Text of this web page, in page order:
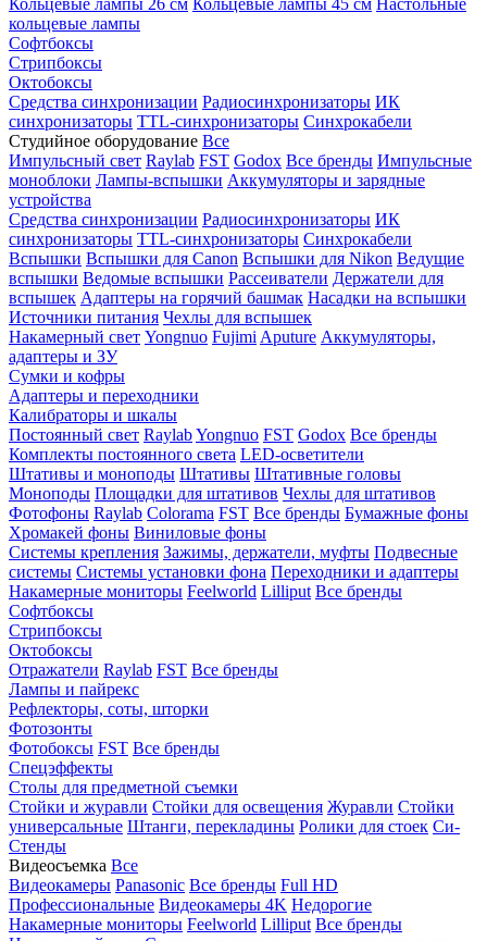
Кольцевые лампы 26 см Кольцевые лампы 45 см Настольные
кольцевые лампы
Софтбоксы
Стрипбоксы
Октобоксы
Средства синхронизации Радиосинхронизаторы ИК
синхронизаторы TTL-синхронизаторы Синхрокабели
Студийное оборудование Все
Импульсный свет Raylab FST Godox Все бренды Импульсные
моноблоки Лампы-вспышки Аккумуляторы и зарядные
устройства
Средства синхронизации Радиосинхронизаторы ИК
синхронизаторы TTL-синхронизаторы Синхрокабели
Вспышки Вспышки для Canon Вспышки для Nikon Ведущие
вспышки Ведомые вспышки Рассеиватели Держатели для
вспышек Адаптеры на горячий башмак Насадки на вспышки
Источники питания Чехлы для вспышек
Накамерный свет Yongnuo Fujimi Aputure Аккумуляторы,
адаптеры и ЗУ
Сумки и кофры
Адаптеры и переходники
Калибраторы и шкалы
Постоянный свет RaylabYongnuo FST Godox Все бренды
Комплекты постоянного света LED-осветители
Штативы и моноподы Штативы Штативные головы
Моноподы Площадки для штативов Чехлы для штативов
Фотофоны Raylab Colorama FST Все бренды Бумажные фоны
Хромакей фоны Виниловые фоны
Системы крепления Зажимы, держатели, муфты Подвесные
системы Системы установки фона Переходники и адаптеры
Накамерные мониторы Feelworld Lilliput Все бренды
Софтбоксы
Стрипбоксы
Октобоксы
Отражатели Raylab FST Все бренды
Лампы и пайрекс
Рефлекторы, соты, шторки
Фотозонты
Фотобоксы FST Все бренды
Спецэффекты
Столы для предметной съемки
Стойки и журавли Стойки для освещения Журавли Стойки
универсальные Штанги, перекладины Ролики для стоек Си-
Стенды
Видеосъемка Все
Видеокамеры Panasonic Все бренды Full HD
Профессиональные Видеокамеры 4K Недорогие
Накамерные мониторы Feelworld Lilliput Все бренды